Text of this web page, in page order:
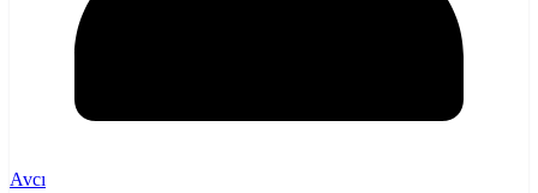
Avcı